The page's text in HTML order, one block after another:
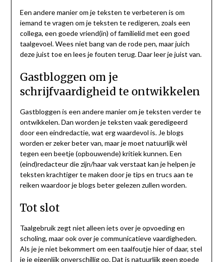
Een andere manier om je teksten te verbeteren is om
iemand te vragen om je teksten te redigeren, zoals een
collega, een goede vriend(in) of familielid met een goed
taalgevoel. Wees niet bang van de rode pen, maar juich
deze juist toe en lees je fouten terug. Daar leer je juist van.
Gastbloggen om je
schrijfvaardigheid te ontwikkelen
Gastbloggen is een andere manier om je teksten verder te
ontwikkelen. Dan worden je teksten vaak geredigeerd
door een eindredactie, wat erg waardevol is. Je blogs
worden er zeker beter van, maar je moet natuurlijk wèl
tegen een beetje (opbouwende) kritiek kunnen. Een
(eind)redacteur die zijn/haar vak verstaat kan je helpen je
teksten krachtiger te maken door je tips en trucs aan te
reiken waardoor je blogs beter gelezen zullen worden.
Tot slot
Taalgebruik zegt niet alleen iets over je opvoeding en
scholing, maar ook over je communicatieve vaardigheden.
Als je je niet bekommert om een taalfoutje hier of daar, stel
je je eigenlijk onverschillig op. Dat is natuurlijk geen goede